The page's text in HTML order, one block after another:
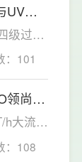
UV杀
级过滤
场景
解决
：101
领尚前
h大流
术及
安全
：108